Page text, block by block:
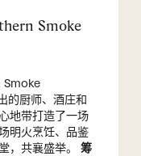
Smoke
Smoke
的厨师、酒庄和
地带打造了一场
明火烹饪、品鉴
，共襄盛举。 筹